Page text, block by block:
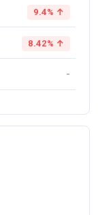
9.4% ↑
8.42% ↑
-